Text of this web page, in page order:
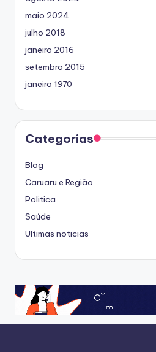
maio 2024
julho 2018
janeiro 2016
setembro 2015
janeiro 1970
Categorias
Blog
Caruaru e Região
Politica
Saúde
Ultimas noticias